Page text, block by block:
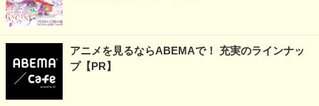
アニメを見るならABEMAで！ 充実のラインナッ
プ【PR】